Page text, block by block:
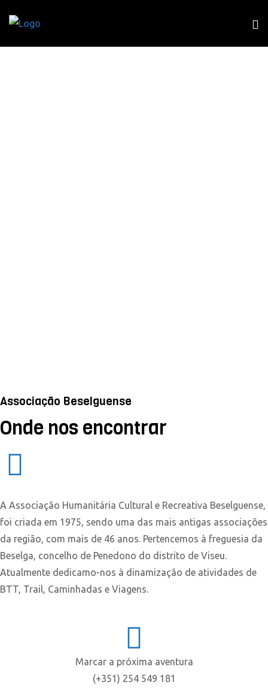
Associação Beselguense
Onde nos encontrar
A Associação Humanitária Cultural e Recreativa Beselguense,
foi criada em 1975, sendo uma das mais antigas associações
da região, com mais de 46 anos. Pertencemos à freguesia da
Beselga, concelho de Penedono do distrito de Viseu.
Atualmente dedicamo-nos à dinamização de atividades de
BTT, Trail, Caminhadas e Viagens.
Marcar a próxima aventura
(+351) 254 549 181